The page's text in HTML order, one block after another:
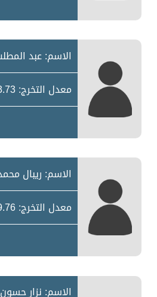
الاسم: عبد
معدل التخرج: 63.73
الاسم: ريبال
معدل التخرج: 59.76
الاسم: نزار